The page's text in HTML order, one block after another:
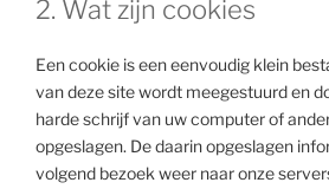
2. Wat zijn cookies
Een cookie is een eenvoudig klein
van deze site wordt meegestuurd en
harde schrijf van uw computer of
opgeslagen. De daarin opgeslagen
volgend bezoek weer naar onze